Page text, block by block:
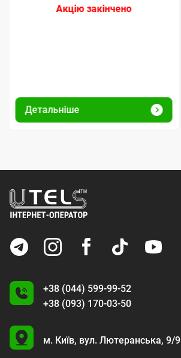
Акцію закінчено
Детальніше
+38 (044) 599-99-52
+38 (093) 170-03-50
U
м. Київ, вул. Лютеранська, 9/9